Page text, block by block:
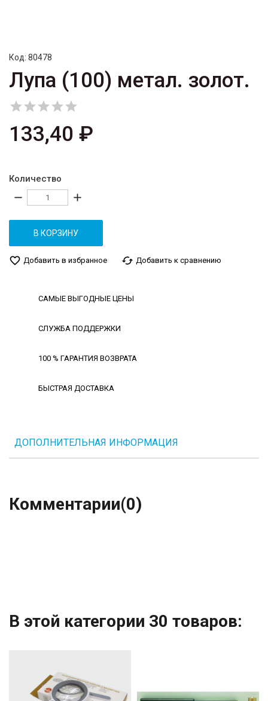
Код: 80478
Лупа (100) метал. золот.

133,40 ₽
Количество
remove add
В КОРЗИНУ
favorite_border Добавить в избранное cached Добавить к сравнению
САМЫЕ ВЫГОДНЫЕ ЦЕНЫ
СЛУЖБА ПОДДЕРЖКИ
100 % ГАРАНТИЯ ВОЗВРАТА
БЫСТРАЯ ДОСТАВКА
ДОПОЛНИТЕЛЬНАЯ ИНФОРМАЦИЯ
Комментарии(0)
В этой категории 30 товаров: